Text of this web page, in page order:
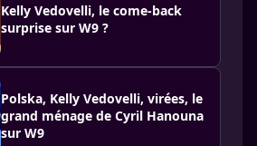
Kelly Vedovelli, le come-back
surprise sur W9 ?
Polska, Kelly Vedovelli, virées, le
grand ménage de Cyril Hanouna
sur W9